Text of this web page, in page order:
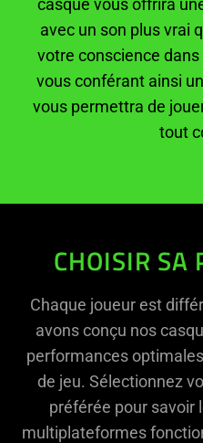
avec un son plus vrai
votre conscience dans
vous conférant ainsi
vous permettra de
tout
CHOISIR SA
Chaque joueur est
avons conçu nos
performances
de jeu. Sélectionnez
préférée pour savoir
multiplateformes